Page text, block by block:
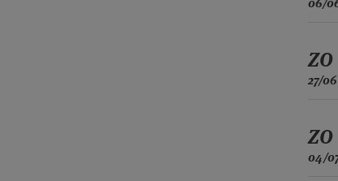
ZO
27/06
ZO
04/